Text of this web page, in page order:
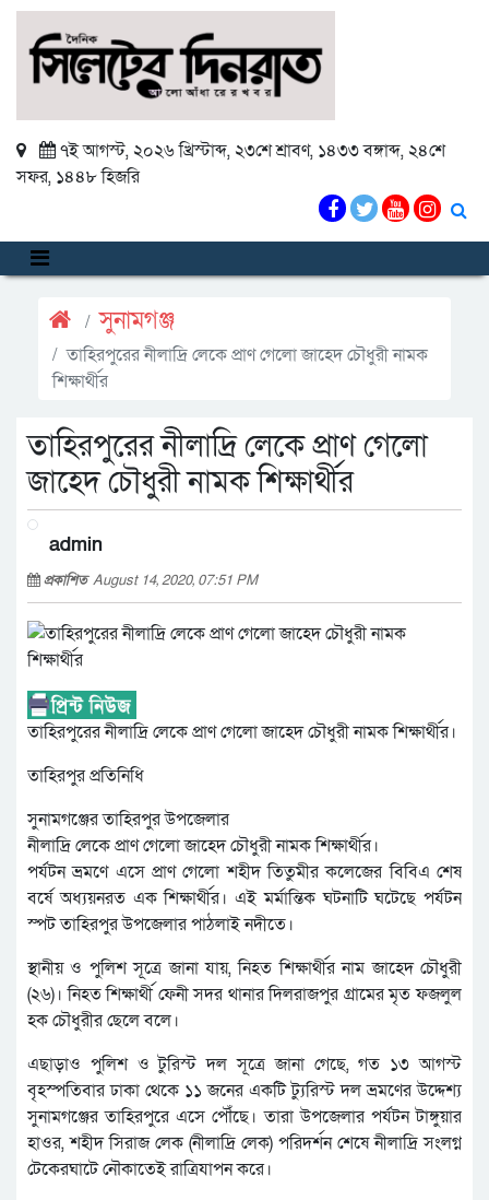
৭ই আগস্ট, ২০২৬ খ্রিস্টাব্দ, ২৩শে শ্রাবণ, ১৪৩৩ বঙ্গাব্দ, ২৪শে
সফর, ১৪৪৮ হিজরি
সুনামগঞ্জ
তাহিরপুরের নীলাদ্রি লেকে প্রাণ গেলো জাহেদ চৌধুরী নামক
শিক্ষার্থীর
তাহিরপুরের নীলাদ্রি লেকে প্রাণ গেলো
জাহেদ চৌধুরী নামক শিক্ষার্থীর
admin
প্রকাশিতAugust 14, 2020, 07:51 PM
তাহিরপুরের নীলাদ্রি লেকে প্রাণ গেলো জাহেদ চৌধুরী নামক শিক্ষার্থীর।
তাহিরপুর প্রতিনিধি
সুনামগঞ্জের তাহিরপুর উপজেলার
নীলাদ্রি লেকে প্রাণ গেলো জাহেদ চৌধুরী নামক শিক্ষার্থীর।
পর্যটন ভ্রমণে এসে প্রাণ গেলো শহীদ তিতুমীর কলেজের বিবিএ শেষ
বর্ষে অধ্যয়নরত এক শিক্ষার্থীর। এই মর্মান্তিক ঘটনাটি ঘটেছে পর্যটন
স্পট তাহিরপুর উপজেলার পাঠলাই নদীতে।
স্থানীয় ও পুলিশ সূত্রে জানা যায়, নিহত শিক্ষার্থীর নাম জাহেদ চৌধুরী
(২৬)। নিহত শিক্ষার্থী ফেনী সদর থানার দিলরাজপুর গ্রামের মৃত ফজলুল
হক চৌধুরীর ছেলে বলে।
এছাড়াও পুলিশ ও টুরিস্ট দল সূত্রে জানা গেছে, গত ১৩ আগস্ট
বৃহস্পতিবার ঢাকা থেকে ১১ জনের একটি ট্যুরিস্ট দল ভ্রমণের উদ্দেশ্য
সুনামগঞ্জের তাহিরপুরে এসে পৌঁছে। তারা উপজেলার পর্যটন টাঙ্গুয়ার
হাওর, শহীদ সিরাজ লেক (নীলাদ্রি লেক) পরিদর্শন শেষে নীলাদ্রি সংলগ্ন
টেকেরঘাটে নৌকাতেই রাত্রিযাপন করে।